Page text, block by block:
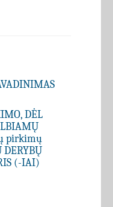
DĖL
pirkimų
(-IAI)